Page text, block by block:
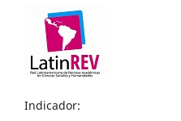
Indicador: